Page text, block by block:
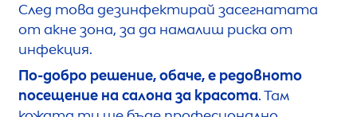
След това дезинфектирай засегнатата
от акне зона, за да намалиш риска от
инфекция.
По-добро решение, обаче, е редовното
посещение на салона за красота. Там